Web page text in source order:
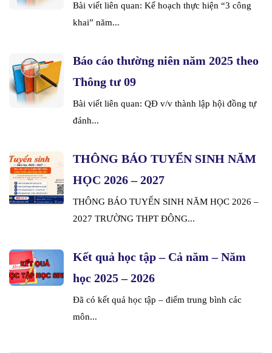
Bài viết liên quan: Kế hoạch thực hiện “3 công
khai” năm...
Báo cáo thường niên năm 2025 theo
Thông tư 09
Bài viết liên quan: QĐ v/v thành lập hội đồng tự
đánh...
THÔNG BÁO TUYỂN SINH NĂM
HỌC 2026 – 2027
THÔNG BÁO TUYỂN SINH NĂM HỌC 2026 –
2027 TRƯỜNG THPT ĐÔNG...
Kết quả học tập – Cả năm – Năm
học 2025 – 2026
Đã có kết quả học tập – điểm trung bình các
môn...